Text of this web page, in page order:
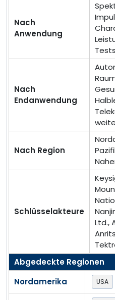
Nach
Anwendung
Nach
Endanwendung
Nach Region
Schlüsselakteure
Ltd.,
Abgedeckte Regionen
Nordamerika
USA